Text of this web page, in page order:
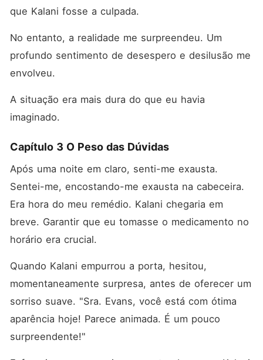
que Kalani fosse a culpada.
No entanto, a realidade me surpreendeu. Um
profundo sentimento de desespero e desilusão me
envolveu.
A situação era mais dura do que eu havia
imaginado.
Capítulo 3 O Peso das Dúvidas
Após uma noite em claro, senti-me exausta.
Sentei-me, encostando-me exausta na cabeceira.
Era hora do meu remédio. Kalani chegaria em
breve. Garantir que eu tomasse o medicamento no
horário era crucial.
Quando Kalani empurrou a porta, hesitou,
momentaneamente surpresa, antes de oferecer um
sorriso suave. "Sra. Evans, você está com ótima
aparência hoje! Parece animada. É um pouco
surpreendente!"